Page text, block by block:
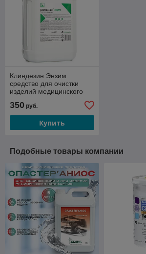
Клиндезин Энзим
средство для очистки
изделий медицинского
350 руб.
Купить
Подобные товары компании